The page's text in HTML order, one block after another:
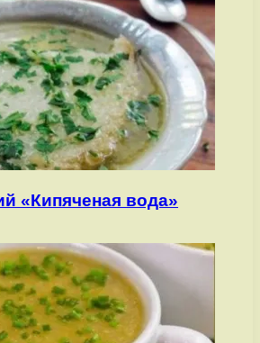
«Кипяченая вода»